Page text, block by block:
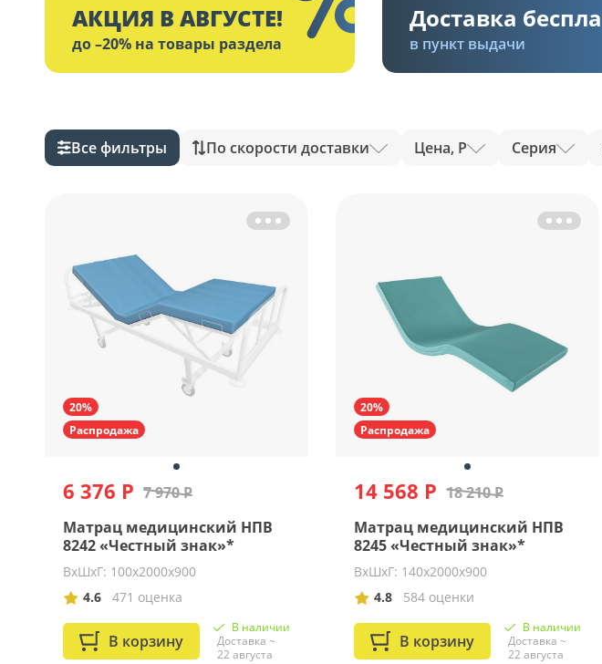
АКЦИЯ В АВГУСТЕ!
до –20% на товары раздела
Доставка
в пункт выдачи
Все фильтры По скорости доставки Цена, Р Серия
20%
Распродажа
6 376 Р 7 970 Р
Матрац медицинский НПВ
8242 «Честный знак»*
ВхШхГ: 100x2000x900
4.6
471 оценка
В корзину
В наличии
Доставка ~
22 августа
20%
Распродажа
14 568 Р 18 210 Р
Матрац медицинский НПВ
8245 «Честный знак»*
ВхШхГ: 140x2000x900
4.8
584 оценки
В корзину
В наличии
Доставка ~
22 августа